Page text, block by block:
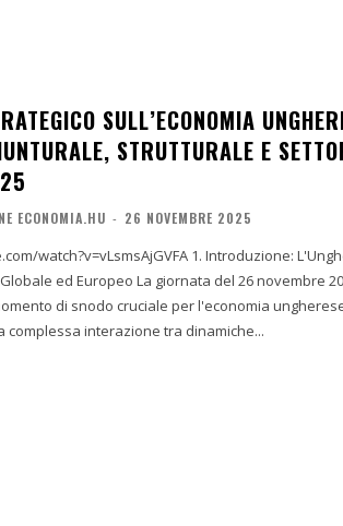
SULL’ECONOMIA
STRUTTURALE E
ECONOMIA.HU - 26 NOVEMBRE 2025
1. Introduzione: L'Ungheria nel
La giornata del 26 novembre 2025 si
di snodo cruciale per l'economia
complessa interazione tra dinamiche...